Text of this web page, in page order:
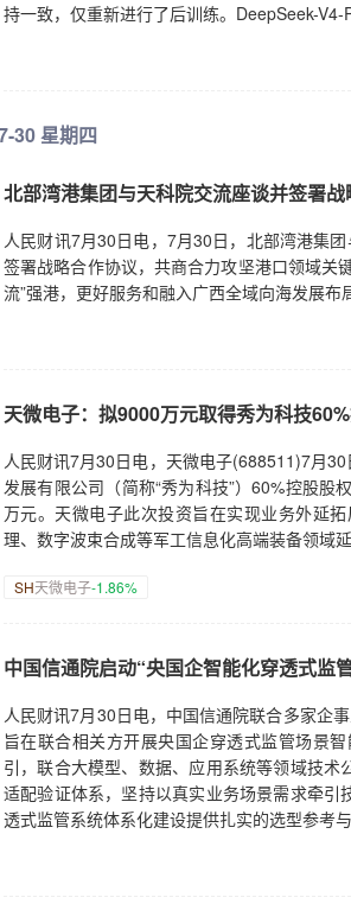
持一致，仅重新进行了后训练。DeepSeek-
30 星期四
北部湾港集团与天科院交流座谈并签署
人民财讯7月30日电，7月30日，北部湾港集
签署战略合作协议，共商合力攻坚港口领域关
流”强港，更好服务和融入广西全域向海发展布
天微电子：拟9000万元取得秀为科技
人民财讯7月30日电，天微电子(688511)7月
发展有限公司（简称“秀为科技”）60%控股
万元。天微电子此次投资旨在实现业务外延
理、数字波束合成等军工信息化高端装备领域
SH天微电子-1.86%
中国信通院启动“央国企智能化穿透式监
人民财讯7月30日电，中国信通院联合多家企
旨在联合相关方开展央国企穿透式监管场景
引，联合大模型、数据、应用系统等领域技
适配验证体系，坚持以真实业务场景需求牵
透式监管系统体系化建设提供扎实的选型参考